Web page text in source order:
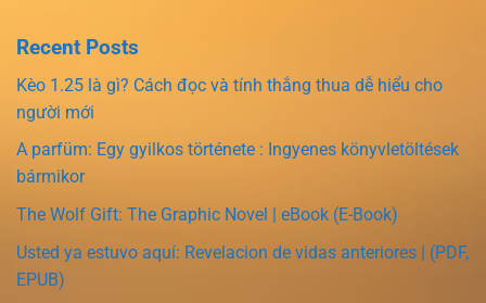
Recent Posts
Kèo 1.25 là gì? Cách đọc và tính thắng thua dễ hiểu cho
người mới
A parfüm: Egy gyilkos története : Ingyenes könyvletöltések
bármikor
The Wolf Gift: The Graphic Novel | eBook (E-Book)
Usted ya estuvo aquí: Revelacion de vidas anteriores | (PDF,
EPUB)